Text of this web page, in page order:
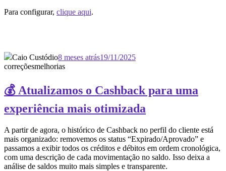
Para configurar, clique aqui.
Caio Custódio8 meses atrás19/11/2025
correçõesmelhorias
💰 Atualizamos o Cashback para uma
experiência mais otimizada
A partir de agora, o histórico de Cashback no perfil do cliente está
mais organizado: removemos os status “Expirado/Aprovado” e
passamos a exibir todos os créditos e débitos em ordem cronológica,
com uma descrição de cada movimentação no saldo. Isso deixa a
análise de saldos muito mais simples e transparente.